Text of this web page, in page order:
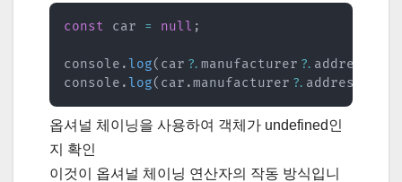
const car = null ;
console .log( car ?. manufacturer ?. address
console .log( car .manufacturer ?. address
옵셔널 체이닝을 사용하여 객체가 undefined인
지 확인
이것이 옵셔널 체이닝 연산자의 작동 방식입니